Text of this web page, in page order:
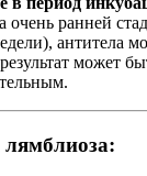
очень ранней
антитела
может